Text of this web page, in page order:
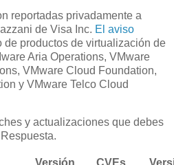
reportadas privadamente a
de Visa Inc. El aviso
de productos de virtualización de
Aria Operations, VMware
VMware Cloud Foundation,
y VMware Telco Cloud
y actualizaciones que debes